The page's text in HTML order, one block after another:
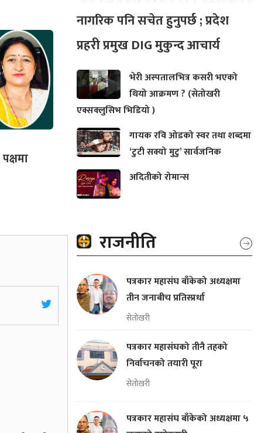
नागरिक पनि सचेत हुनुपर्छ ; प्रदेश
प्रहरी प्रमुख DIG मुकुन्द आचार्य
भेरी अस्पतालभित्र कसरी भएको
थियो आक्रमण ? (सेतोखरी
एक्सक्लुसिभ भिडियो )
गायक रवि ओडको स्वर तथा शब्दमा
‘टुटी सक्यो मुटु’ सार्वजनिक
अदितीको रोमान्स
राजनीति
पत्रकार महासंघ बाँकेको अध्यक्षमा
तीन जनाबीच प्रतिस्प्रर्धा
सेतोखरी
पत्रकार महासंघको तीनै तहको
निर्वाचनको तयारी पूरा
सेतोखरी
पत्रकार महासंघ बाँकेको अध्यक्षमा ५